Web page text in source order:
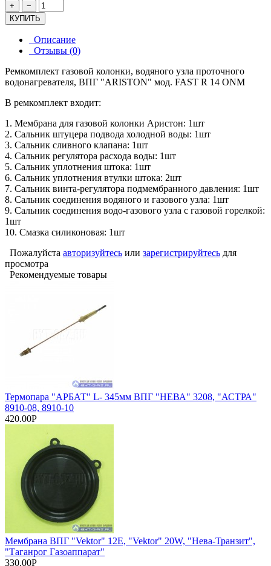
+
−
КУПИТЬ
Описание
Отзывы (0)
Ремкомплект газовой колонки, водяного узла проточного
водонагревателя, ВПГ "ARISTON" мод. FAST R 14 ONM
В ремкомплект входит:
1. Мембрана для газовой колонки Аристон: 1шт
2. Сальник штуцера подвода холодной воды: 1шт
3. Сальник сливного клапана: 1шт
4. Сальник регулятора расхода воды: 1шт
5. Сальник уплотнения штока: 1шт
6. Сальник уплотнения втулки штока: 2шт
7. Сальник винта-регулятора подмембранного давления: 1шт
8. Сальник соединения водяного и газового узла: 1шт
9. Сальник соединения водо-газового узла с газовой горелкой:
1шт
10. Смазка силиконовая: 1шт
Пожалуйста авторизуйтесь или зарегистрируйтесь для
просмотра
Рекомендуемые товары
Термопара "АРБАТ" L- 345мм ВПГ "НЕВА" 3208, "АСТРА"
8910-08, 8910-10
420.00Р
Мембрана ВПГ "Vektor" 12Е, "Vektor" 20W, "Нева-Транзит",
"Таганрог Газоаппарат"
330.00Р